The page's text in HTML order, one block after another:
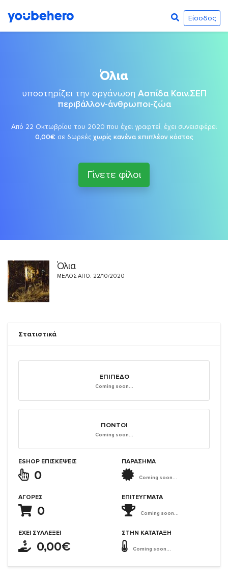
Είσοδος
Όλια
υποστηρίζει την οργάνωση Ασπίδα Κοιν.ΣΕΠ
περιβάλλον-άνθρωποι-ζώα
Από 22 Οκτωβρίου του 2020 που έχει γραφτεί, έχει συνεισφέρει
0,00€ σε δωρεές χωρίς κανένα επιπλέον κόστος
Γίνετε φίλοι
Όλια
ΜΈΛΟΣ ΑΠΌ: 22/10/2020
Στατιστικά
ΕΠΊΠΕΔΟ
Coming soon...
ΠΌΝΤΟΙ
Coming soon...
ESHOP ΕΠΙΣΚΈΨΕΙΣ
0
ΑΓΟΡΈΣ
0
ΈΧΕΙ ΣΥΛΛΈΞΕΙ
0,00€
ΠΑΡΑΣΗΜΑ
Coming soon...
ΕΠΙΤΕΎΓΜΑΤΑ
Coming soon...
ΣΤΗΝ ΚΑΤΆΤΑΞΗ
Coming soon...